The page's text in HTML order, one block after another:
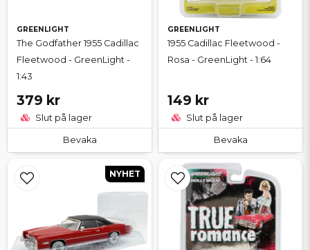
GREENLIGHT
The Godfather 1955 Cadillac
Fleetwood - GreenLight -
1:43
379 kr
Slut på lager
Bevaka
GREENLIGHT
1955 Cadillac Fleetwood -
Rosa - GreenLight - 1:64
149 kr
Slut på lager
Bevaka
NYHET